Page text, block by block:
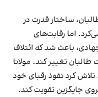
ساختار قدرت در
اما رقابت‌های
باعث شد که ائتلاف
تغییر کند. مولانا
کرد نفوذ رقبای خود
جایگزین تقویت کند.